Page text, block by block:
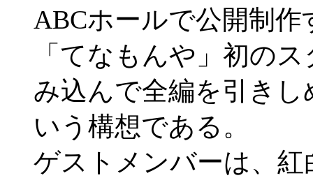
ABCホールで公開制
「てなもんや」初の
み込んで全編を引き
いう構想である。
ゲストメンバーは、